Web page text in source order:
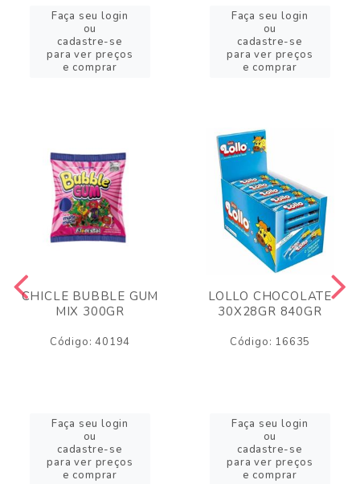
Faça seu login
ou
cadastre-se
para ver preços
e comprar
Faça seu login
ou
cadastre-se
para ver preços
e comprar
CHICLE BUBBLE GUM
MIX 300GR
Código: 40194
Faça seu login
ou
cadastre-se
para ver preços
e comprar
LOLLO CHOCOLATE
30X28GR 840GR
Código: 16635
Faça seu login
ou
cadastre-se
para ver preços
e comprar